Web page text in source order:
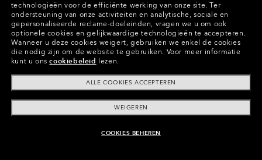
AAN WINKELMAND TOEVOEGEN
Kleuren (9) Prizm Shallow Water PolarizedGlazen,
Matte Grey InkMontuur
Maat:Universeel
PasvormStrakke - Pasvorm Met Hoge Brug
Formaatgids weergeven
technologieën voor de efficiënte werking van onze site. Ter
ondersteuning van onze activiteiten en analytische, sociale en
gepersonaliseerde reclame-doeleinden, vragen we u om ook
optionele cookies en gelijkwaardige technologieën te accepteren.
Wanneer u deze cookies weigert, gebruiken we enkel de cookies
die nodig zijn om de website te gebruiken. Voor meer informatie
kunt u onscookiebeleid lezen.
ALLE COOKIES ACCEPTEREN
WEIGEREN
COOKIES BEHEREN
AANMELDEN